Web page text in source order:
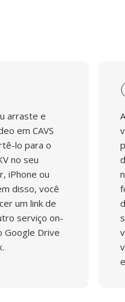
arraste e
em CAVS
lo para o
no seu
iPhone ou
disso, você
um link de
serviço on-
Google Drive